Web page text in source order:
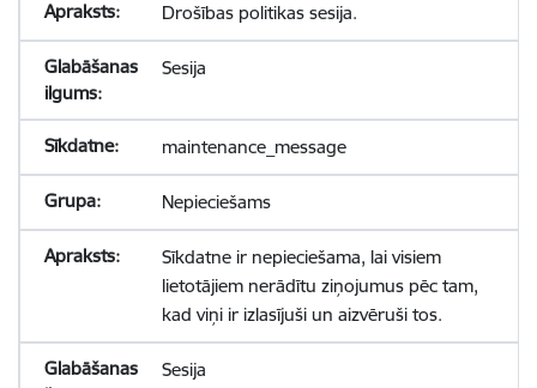
Drošības politikas sesija.
Sesija
maintenance_message
Nepieciešams
Sīkdatne ir nepieciešama, lai visiem
lietotājiem nerādītu ziņojumus pēc tam,
kad viņi ir izlasījuši un aizvēruši tos.
Sesija